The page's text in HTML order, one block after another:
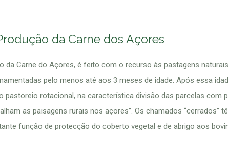
da Carne dos Açores
da Carne do Açores, é feito com o recurso às pastagens
pelo menos até aos 3 meses de idade. Após essa
pastoreio rotacional, na característica divisão das parcelas com
as paisagens rurais nos açores”. Os chamados “cerrados”
função de protecção do coberto vegetal e de abrigo aos